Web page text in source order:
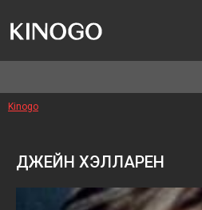
Kinogo
ДЖЕЙН ХЭЛЛАРЕН